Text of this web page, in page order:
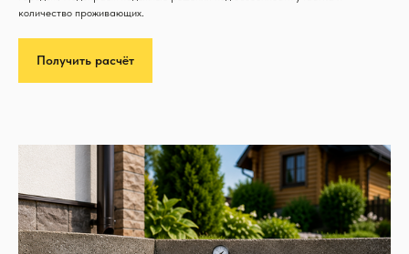
количество проживающих.
Получить расчёт